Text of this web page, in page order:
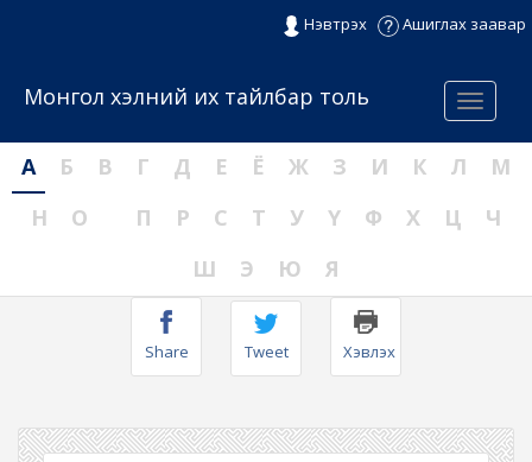
Нэвтрэх Ашиглах заавар
Menu
Монгол хэлний их тайлбар толь
А Б В Г Д Е Ё Ж З И К Л
М
Н
О П Р С Т У Ү Ф Х Ц
Ч
Ш
Э Ю Я
Share Tweet Хэвлэх